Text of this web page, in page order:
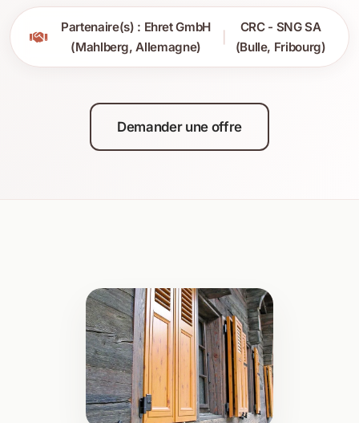
Partenaire(s) : Ehret GmbH
(Mahlberg, Allemagne)
CRC - SNG SA
(Bulle, Fribourg)
Demander une offre